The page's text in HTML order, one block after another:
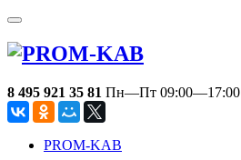
8 495 921 35 81 Пн—Пт 09:00—17:00
PROM-KAB